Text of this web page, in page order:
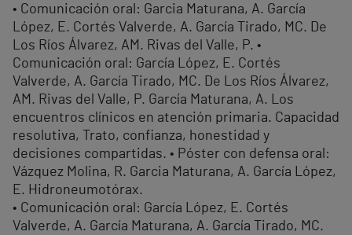
• Comunicación oral: Garcia Maturana, A. García
López, E. Cortés Valverde, A. García Tirado, MC. De
Los Ríos Álvarez, AM. Rivas del Valle, P. •
Comunicación oral: García López, E. Cortés
Valverde, A. García Tirado, MC. De Los Ríos Álvarez,
AM. Rivas del Valle, P. García Maturana, A. Los
encuentros clínicos en atención primaria. Capacidad
resolutiva, Trato, confianza, honestidad y
decisiones compartidas. • Póster con defensa oral:
Vázquez Molina, R. Garcia Maturana, A. García López,
E. Hidroneumotórax.
• Comunicación oral: García López, E. Cortés
Valverde, A. García Maturana, A. García Tirado, MC.